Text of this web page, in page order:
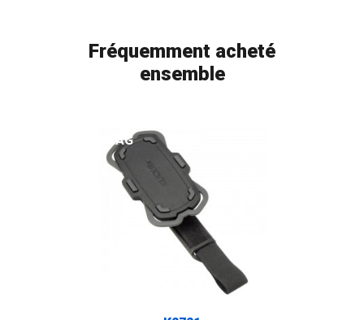
Fréquemment acheté
ensemble
FLAG